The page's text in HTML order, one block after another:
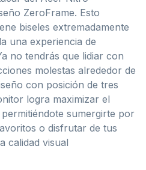
ZeroFrame. Esto
biseles extremadamente
una experiencia de
no tendrás que lidiar con
molestas alrededor de
con posición de tres
logra maximizar el
sumergirte por
o disfrutar de tus
calidad visual